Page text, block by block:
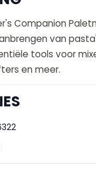
Companion
van
tools voor
en meer.